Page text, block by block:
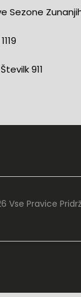
Sezone
911
Vse Pravice